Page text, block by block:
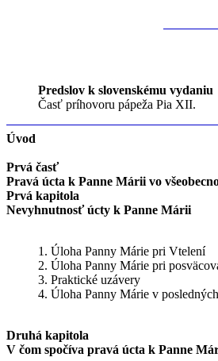
Predslov k slovenskému vydaniu
Časť príhovoru pápeža Pia XII.
Úvod
Prvá časť
Pravá úcta k Panne Márii vo
Prvá kapitola
Nevyhnutnosť úcty k Panne Márii
1. Úloha Panny Márie pri Vtelení
2. Úloha Panny Márie pri
3. Praktické uzávery
4. Úloha Panny Márie v
Druhá kapitola
V čom spočíva pravá úcta k Panne